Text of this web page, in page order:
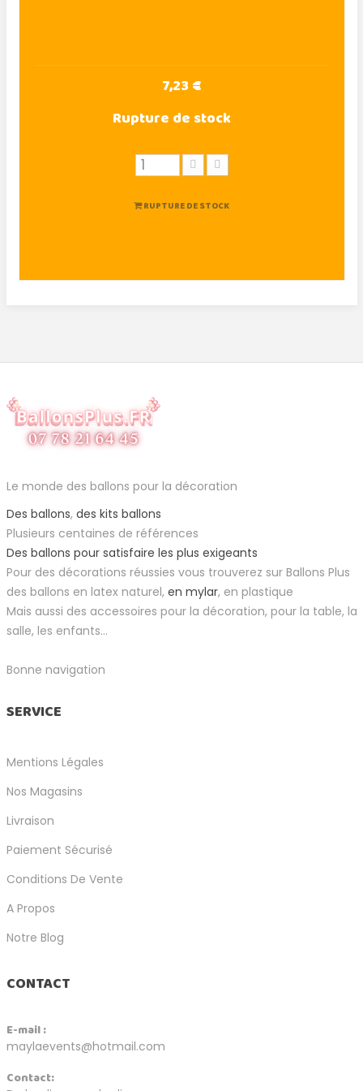
7,23 €
Rupture de stock
RUPTURE DE STOCK
Le monde des ballons pour la décoration
Des ballons, des kits ballons
Plusieurs centaines de références
Des ballons pour satisfaire les plus exigeants
Pour des décorations réussies vous trouverez sur Ballons Plus
des ballons en latex naturel, en mylar, en plastique
Mais aussi des accessoires pour la décoration, pour la table, la
salle, les enfants...
Bonne navigation
SERVICE
Mentions Légales
Nos Magasins
Livraison
Paiement Sécurisé
Conditions De Vente
A Propos
Notre Blog
CONTACT
E-mail :
maylaevents@hotmail.com
Contact: